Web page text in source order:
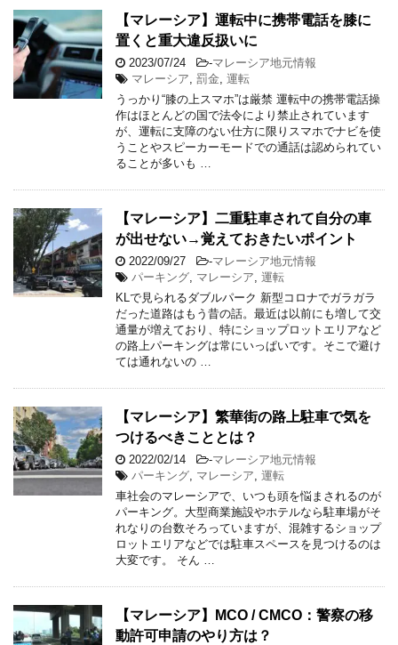
【マレーシア】運転中に携帯電話を膝に
置くと重大違反扱いに
2023/07/24 -マレーシア地元情報
マレーシア, 罰金, 運転
うっかり“膝の上スマホ”は厳禁 運転中の携帯電話操
作はほとんどの国で法令により禁止されています
が、運転に支障のない仕方に限りスマホでナビを使
うことやスピーカーモードでの通話は認められてい
ることが多いも …
【マレーシア】二重駐車されて自分の車
が出せない→覚えておきたいポイント
2022/09/27 -マレーシア地元情報
パーキング, マレーシア, 運転
KLで見られるダブルパーク 新型コロナでガラガラ
だった道路はもう昔の話。最近は以前にも増して交
通量が増えており、特にショップロットエリアなど
の路上パーキングは常にいっぱいです。そこで避け
ては通れないの …
【マレーシア】繁華街の路上駐車で気を
つけるべきこととは？
2022/02/14 -マレーシア地元情報
パーキング, マレーシア, 運転
車社会のマレーシアで、いつも頭を悩まされるのが
パーキング。大型商業施設やホテルなら駐車場がそ
れなりの台数そろっていますが、混雑するショップ
ロットエリアなどでは駐車スペースを見つけるのは
大変です。 そん …
【マレーシア】MCO / CMCO：警察の移
動許可申請のやり方は？